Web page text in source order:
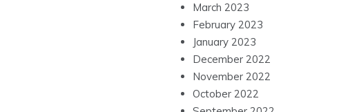
March 2023
February 2023
January 2023
December 2022
November 2022
October 2022